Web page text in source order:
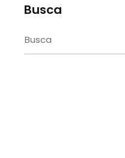
Busca
Search
for: